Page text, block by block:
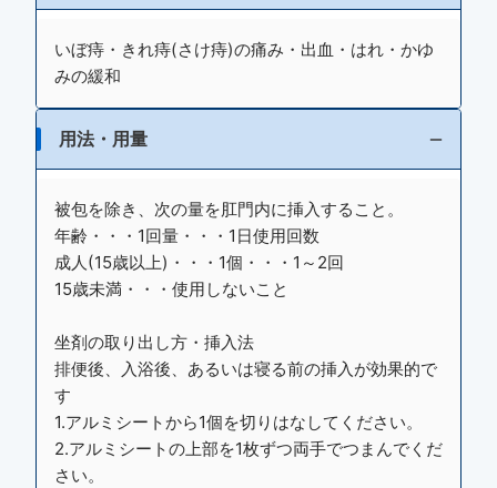
いぼ痔・きれ痔(さけ痔)の痛み・出血・はれ・かゆ
みの緩和
用法・用量
被包を除き、次の量を肛門内に挿入すること。
年齢・・・1回量・・・1日使用回数
成人(15歳以上)・・・1個・・・1～2回
15歳未満・・・使用しないこと
坐剤の取り出し方・挿入法
排便後、入浴後、あるいは寝る前の挿入が効果的で
す
1.アルミシートから1個を切りはなしてください。
2.アルミシートの上部を1枚ずつ両手でつまんでくだ
さい。